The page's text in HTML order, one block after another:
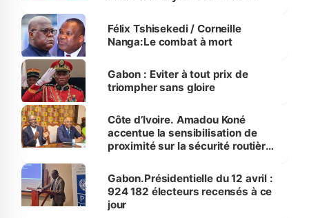
Félix Tshisekedi / Corneille
Nanga:Le combat à mort
Gabon : Eviter à tout prix de
triompher sans gloire
Côte d’Ivoire. Amadou Koné
accentue la sensibilisation de
proximité sur la sécurité routière
Gabon.Présidentielle du 12 avril :
924 182 électeurs recensés à ce
jour